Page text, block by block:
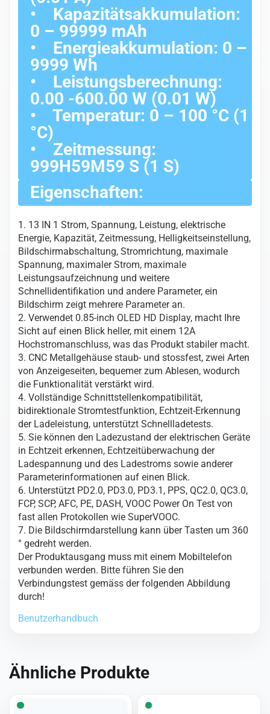
• Kapazitätsakkumulation:
0 – 99999 mAh
• Energieakkumulation: 0 –
9999 Wh
• Leistungsberechnung:
0.00 -600.00 W (0.01 W)
• Temperatur: 0 – 100 °C (1
°C)
• Zeitmessung:
999H59M59 S (1 S)
Eigenschaften:
1. 13 IN 1 Strom, Spannung, Leistung, elektrische
Energie, Kapazität, Zeitmessung, Helligkeitseinstellung,
Bildschirmabschaltung, Stromrichtung, maximale
Spannung, maximaler Strom, maximale
Leistungsaufzeichnung und weitere
Schnellidentifikation und andere Parameter, ein
Bildschirm zeigt mehrere Parameter an.
2. Verwendet 0.85-inch OLED HD Display, macht Ihre
Sicht auf einen Blick heller, mit einem 12A
Hochstromanschluss, was das Produkt stabiler macht.
3. CNC Metallgehäuse staub- und stossfest, zwei Arten
von Anzeigeseiten, bequemer zum Ablesen, wodurch
die Funktionalität verstärkt wird.
4. Vollständige Schnittstellenkompatibilität,
bidirektionale Stromtestfunktion, Echtzeit-Erkennung
der Ladeleistung, unterstützt Schnellladetests.
5. Sie können den Ladezustand der elektrischen Geräte
in Echtzeit erkennen, Echtzeitüberwachung der
Ladespannung und des Ladestroms sowie anderer
Parameterinformationen auf einen Blick.
6. Unterstützt PD2.0, PD3.0, PD3.1, PPS, QC2.0, QC3.0,
FCP, SCP, AFC, PE, DASH, VOOC Power On Test von
fast allen Protokollen wie SuperVOOC.
7. Die Bildschirmdarstellung kann über Tasten um 360
° gedreht werden.
Der Produktausgang muss mit einem Mobiltelefon
verbunden werden. Bitte führen Sie den
Verbindungstest gemäss der folgenden Abbildung
durch!
Benutzerhandbuch
Ähnliche Produkte